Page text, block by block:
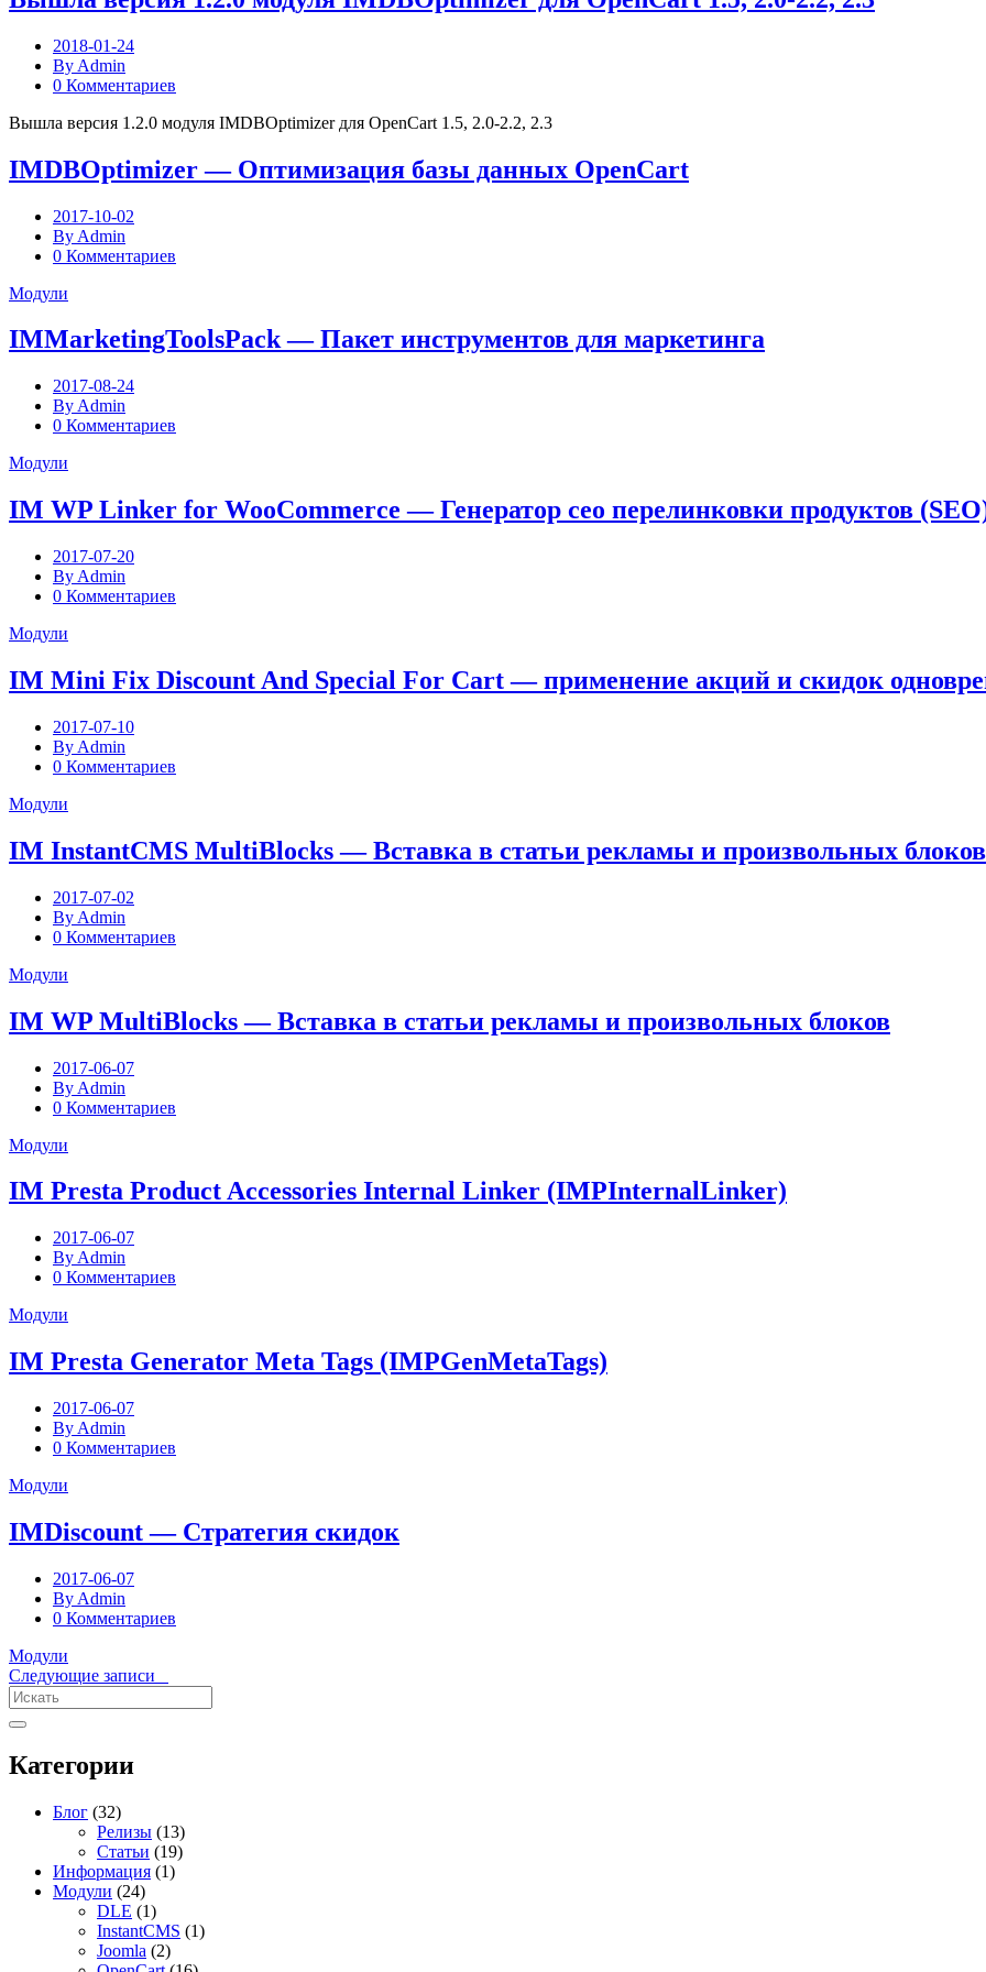
2018-01-24
By Admin
0 Комментариев
Вышла версия 1.2.0 модуля IMDBOptimizer для OpenCart 1.5, 2.0-2.2, 2.3
IMDBOptimizer — Оптимизация базы данных OpenCart
2017-10-02
By Admin
0 Комментариев
Модули
IMMarketingToolsPack — Пакет инструментов для маркетинга
2017-08-24
By Admin
0 Комментариев
Модули
IM WP Linker for WooCommerce — Генератор сео перелинковки продуктов
2017-07-20
By Admin
0 Комментариев
Модули
IM Mini Fix Discount And Special For Cart — применение акций и скидок
2017-07-10
By Admin
0 Комментариев
Модули
IM InstantCMS MultiBlocks — Вставка в статьи рекламы и произвольных блоков
2017-07-02
By Admin
0 Комментариев
Модули
IM WP MultiBlocks — Вставка в статьи рекламы и произвольных блоков
2017-06-07
By Admin
0 Комментариев
Модули
IM Presta Product Accessories Internal Linker (IMPInternalLinker)
2017-06-07
By Admin
0 Комментариев
Модули
IM Presta Generator Meta Tags (IMPGenMetaTags)
2017-06-07
By Admin
0 Комментариев
Модули
IMDiscount — Стратегия скидок
2017-06-07
By Admin
0 Комментариев
Модули
Следующие записи
Категории
Блог (32)
Релизы (13)
Статьи (19)
Информация (1)
Модули (24)
DLE (1)
InstantCMS (1)
Joomla (2)